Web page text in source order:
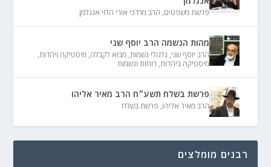
פרשת משפטים, הרב מרדכי אורי הלוי אנגלמן
מהות הנשמה הרב יוסף שני
הרב יוסף שני, גלגולי נשמות, מבוא לקבלה, מיסטיקה ויהדות,
מיסטיקה ביהדות, רוחות ונשמות
פרשת בשלח תשע״ח הרב מאיר אליהו
הרב מאיר אליהו, פרשת בשלח
רבנים מומלצים